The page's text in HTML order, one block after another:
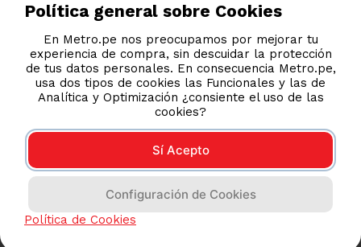
COMPRAS 100% SEGURAS
Esta tienda usa Niubiz para realizar transacciones
electrónicas.
Política general sobre Cookies
En Metro.pe nos preocupamos por mejorar tu
experiencia de compra, sin descuidar la protección
de tus datos personales. En consecuencia Metro.pe,
usa dos tipos de cookies las Funcionales y las de
Analítica y Optimización ¿consiente el uso de las
cookies?
Sí Acepto
Configuración de Cookies
Política de Cookies